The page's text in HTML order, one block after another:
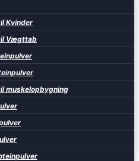
Kvinder
Vægttab
muskelopbygning